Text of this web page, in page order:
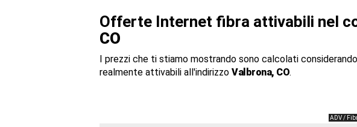
Offerte Internet fibra attivabili nel
CO
I prezzi che ti stiamo mostrando sono calcolati
realmente attivabili all'indirizzo Valbrona, CO.
ADV /